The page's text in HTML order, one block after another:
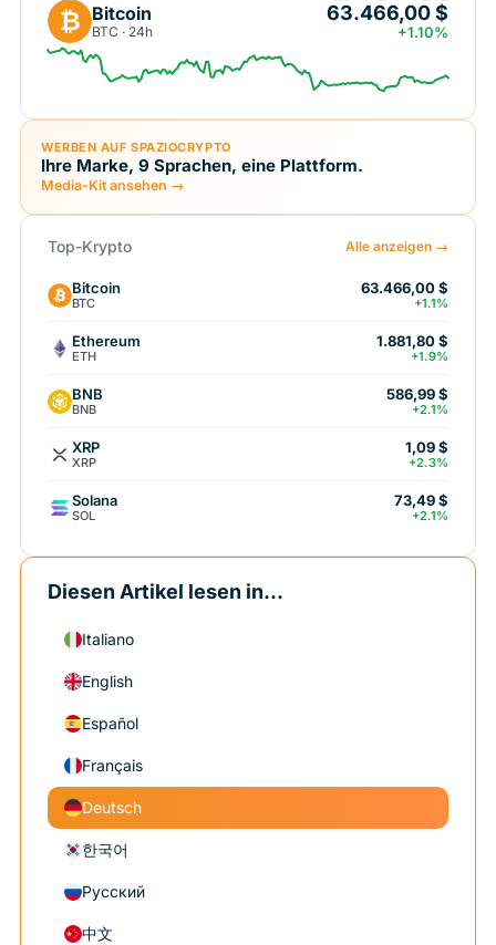
₿ Bitcoin
BTC · 24h
63.466,00 $
+1.10%
WERBEN AUF SPAZIOCRYPTO
Ihre Marke, 9 Sprachen, eine Plattform.
Media-Kit ansehen →
Top-Krypto Alle anzeigen →
Bitcoin
BTC
63.466,00 $
+1.1%
Ethereum
ETH
1.881,80 $
+1.9%
BNB
BNB
586,99 $
+2.1%
XRP
XRP
1,09 $
+2.3%
Solana
SOL
73,49 $
+2.1%
Diesen Artikel lesen in...
Italiano
English
Español
Français
Deutsch
한국어
Русский
中文